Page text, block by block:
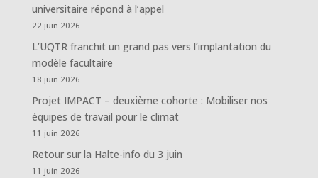
universitaire répond à l’appel
22 juin 2026
L’UQTR franchit un grand pas vers l’implantation du
modèle facultaire
18 juin 2026
Projet IMPACT – deuxième cohorte : Mobiliser nos
équipes de travail pour le climat
11 juin 2026
Retour sur la Halte-info du 3 juin
11 juin 2026